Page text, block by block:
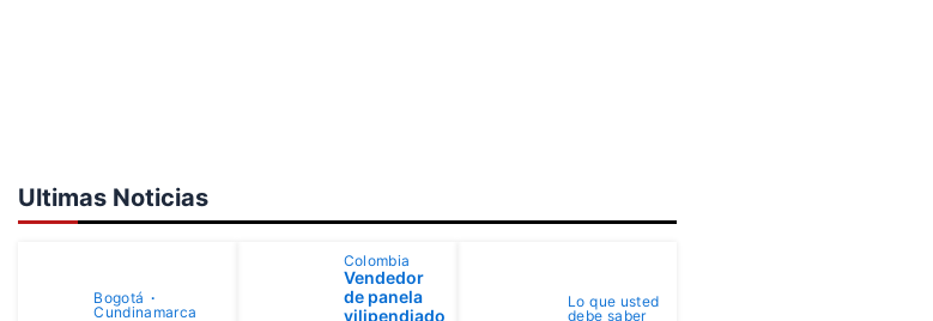
Ultimas Noticias
Bogotá
Cundinamarca
Colombia
Vendedor
de panela
vilipendiado
Lo que usted
debe saber